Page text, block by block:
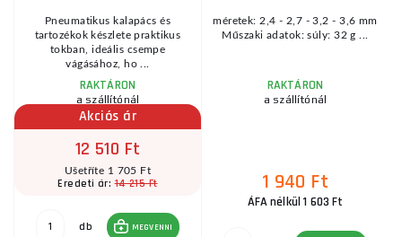
Pneumatikus kalapács és
tartozékok készlete praktikus
tokban, ideális csempe
vágásához, ho ...
RAKTÁRON
a szállítónál
Akciós ár
12 510 Ft
Ušetříte 1 705 Ft
Eredeti ár:14 215 Ft
db MEGVENNI
méretek: 2,4 - 2,7 - 3,2 - 3,6 mm
Műszaki adatok: súly: 32 g ...
RAKTÁRON
a szállítónál
1 940 Ft
ÁFA nélkül 1 603 Ft